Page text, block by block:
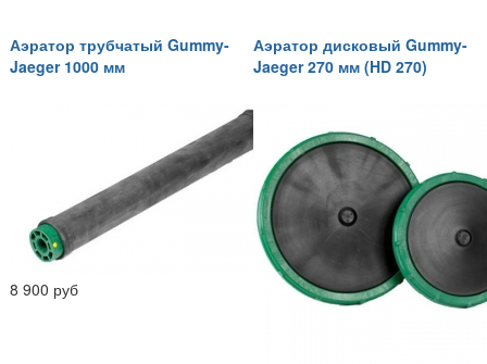
Аэратор трубчатый Gummy-
Jaeger 1000 мм
8 900 руб
Аэратор дисковый Gummy-
Jaeger 270 мм (HD 270)